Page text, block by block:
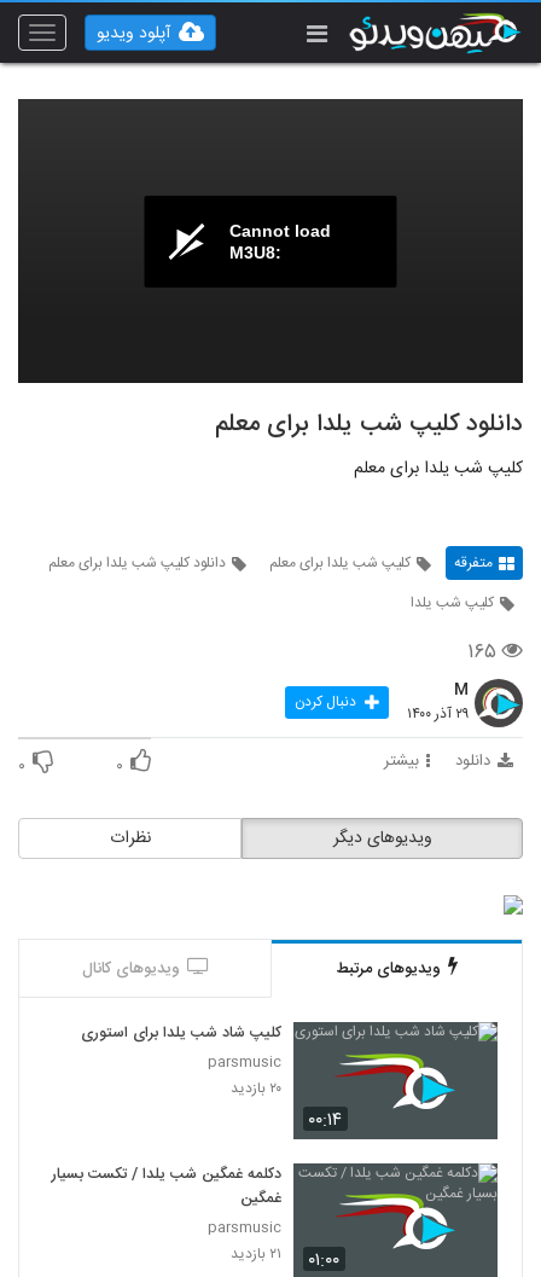
Toggle
آپلود ویدیو
Cannot load
M3U8:
دانلود کلیپ شب یلدا برای معلم
کلیپ شب یلدا برای معلم
متفرقه کلیپ شب یلدا برای معلم
دانلود کلیپ شب یلدا برای معلم
کلیپ شب یلدا
۱۶۵
M
۲۹ آذر ۱۴۰۰ دنبال کردن
دانلود بیشتر ۰ ۰
نظرات ویدیوهای دیگر
ویدیوهای مرتبط ویدیوهای کانال
۰۰:۱۴
کلیپ شاد شب یلدا برای استوری
parsmusic
۲۰ بازدید
۰۱:۰۰
دکلمه غمگین شب یلدا / تکست بسیار
غمگین
parsmusic
۲۱ بازدید